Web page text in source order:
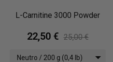
L-Carnitine 3000 Powder
22,50 € 25,00 €
Neutro / 200 g (0,4 lb)